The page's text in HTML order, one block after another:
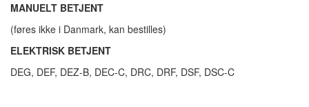
MANUELT BETJENT
(føres ikke i Danmark, kan bestilles)
ELEKTRISK BETJENT
DEG, DEF, DEZ-B, DEC-C, DRC, DRF, DSF, DSC-C